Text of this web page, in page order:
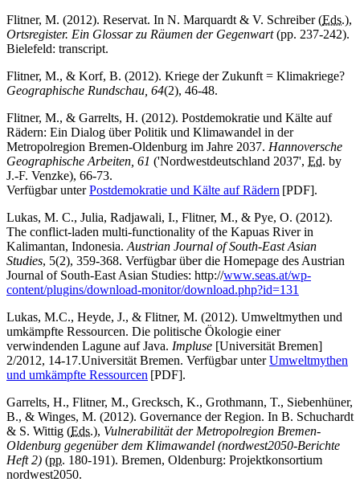
Flitner, M. (2012). Reservat. In N. Marquardt & V. Schreiber (Eds.),
Ortsregister. Ein Glossar zu Räumen der Gegenwart(pp. 237-242).
Bielefeld: transcript.
Flitner, M., & Korf, B. (2012). Kriege der Zukunft = Klimakriege?
Geographische Rundschau, 64(2), 46-48.
Flitner, M., & Garrelts, H. (2012). Postdemokratie und Kälte auf
Rädern: Ein Dialog über Politik und Klimawandel in der
Metropolregion Bremen-Oldenburg im Jahre 2037. Hannoversche
Geographische Arbeiten, 61 ('Nordwestdeutschland 2037', Ed. by
J.-F. Venzke), 66-73.
Verfügbar unterPostdemokratie und Kälte auf Rädern [PDF].
Lukas, M. C., Julia, Radjawali, I., Flitner, M., & Pye, O. (2012).
The conflict-laden multi-functionality of the Kapuas River in
Kalimantan, Indonesia. Austrian Journal of South-East Asian
Studies, 5(2), 359-368. Verfügbar über die Homepage des Austrian
Journal of South-East Asian Studies: http://www.seas.at/wp-
content/plugins/download-monitor/download.php?id=131
Lukas, M.C., Heyde, J., & Flitner, M. (2012). Umweltmythen und
umkämpfte Ressourcen. Die politische Ökologie einer
verwindenden Lagune auf Java. Impluse [Universität Bremen]
2/2012, 14-17.Universität Bremen. Verfügbar unterUmweltmythen
und umkämpfte Ressourcen [PDF].
Garrelts, H., Flitner, M., Grecksch, K., Grothmann, T., Siebenhüner,
B., & Winges, M. (2012). Governance der Region. In B. Schuchardt
& S. Wittig (Eds.), Vulnerabilität der Metropolregion Bremen-
Oldenburg gegenüber dem Klimawandel (nordwest2050-Berichte
Heft 2) (pp. 180-191). Bremen, Oldenburg: Projektkonsortium
nordwest2050.